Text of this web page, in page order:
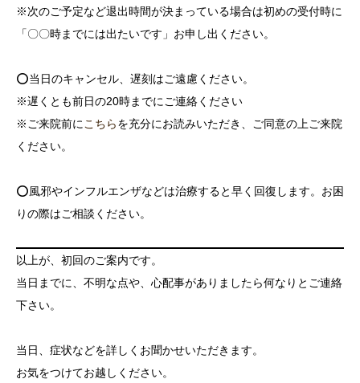
※次のご予定など退出時間が決まっている場合は初めの受付時に
「〇〇時までには出たいです」お申し出ください。
⭕️当日のキャンセル、遅刻はご遠慮ください。
※遅くとも前日の20時までにご連絡ください
※ご来院前に こちらを充分にお読みいただき、ご同意の上ご来院
ください。
⭕️風邪やインフルエンザなどは治療すると早く回復します。お困
りの際はご相談ください。
以上が、初回のご案内です。
当日までに、不明な点や、心配事がありましたら何なりとご連絡
下さい。
当日、症状などを詳しくお聞かせいただきます。
お気をつけてお越しください。